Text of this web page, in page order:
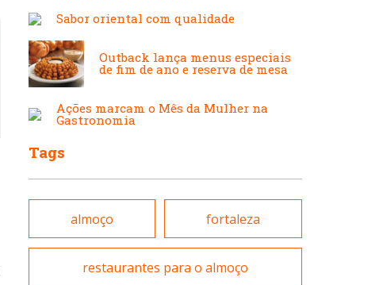
Francesa
Hamburguerias e
Sanduicherias
Japonesa e Oriental
Japonesa e Oriental
Padarias e Confeitarias
Sabor oriental com qualidade
Outback lança menus especiais
de fim de ano e reserva de mesa
Ações marcam o Mês da Mulher na
Gastronomia
Tags
almoço fortaleza
restaurantes para o almoço